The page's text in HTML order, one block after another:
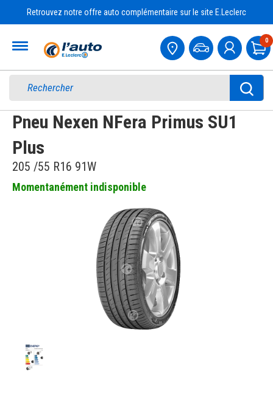
Retrouvez notre offre auto complémentaire sur le site E.Leclerc
0
Pneu Nexen NFera Primus SU1
Plus
205 /55 R16 91W
Momentanément indisponible